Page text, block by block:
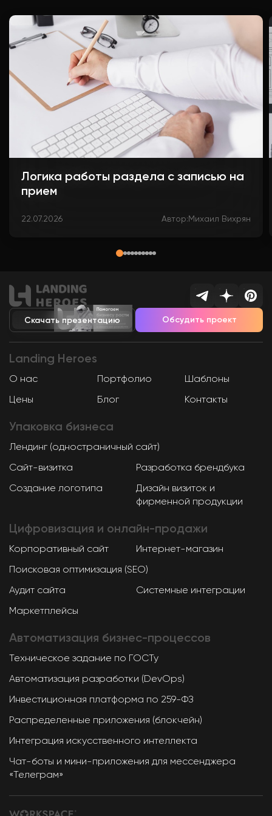
Логика работы раздела с записью на
прием
22.07.2026 Автор: Михаил Вихрян
Скачать презентацию Обсудить проект
Landing Heroes
О нас Портфолио Шаблоны
Цены Блог Контакты
Упаковка бизнеса
Лендинг (одностраничный сайт)
Сайт-визитка Разработка брендбука
Создание логотипа
Дизайн визиток и
фирменной продукции
Цифровизация и онлайн-продажи
Корпоративный сайт Интернет-магазин
Поисковая оптимизация (SEO)
Аудит сайта Системные интеграции
Маркетплейсы
Автоматизация бизнес-процессов
Техническое задание по ГОСТу
Автоматизация разработки (DevOps)
Инвестиционная платформа по 259-ФЗ
Распределенные приложения (блокчейн)
Интеграция искусственного интеллекта
Чат-боты и мини-приложения для мессенджера
«Телеграм»